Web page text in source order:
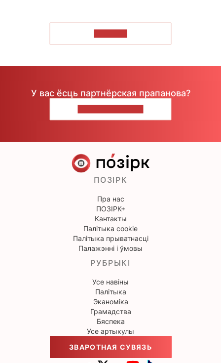
У вас ёсць партнёрская прапанова?
ПОЗІРК
Пра нас
ПОЗІРК+
Кантакты
Палітыка cookie
Палітыка прыватнасці
Палажэнні і ўмовы
РУБРЫКІ
Усе навіны
Палітыка
Эканоміка
Грамадства
Бяспека
Усе артыкулы
ЗВАРОТНАЯ СУВЯЗЬ